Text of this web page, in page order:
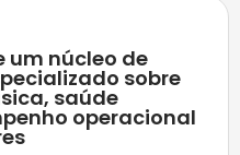
um núcleo de
sobre
saúde
operacional